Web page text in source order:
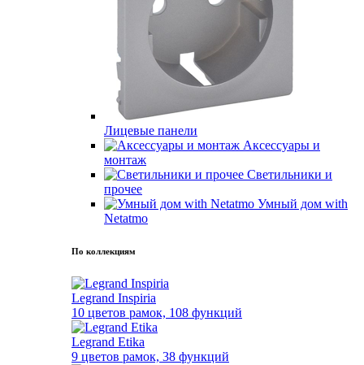
Лицевые панели
Аксессуары и
монтаж
Светильники и
прочее
Умный дом with
Netatmo
По коллекциям
Legrand Inspiria
10 цветов рамок, 108 функций
Legrand Etika
9 цветов рамок, 38 функций